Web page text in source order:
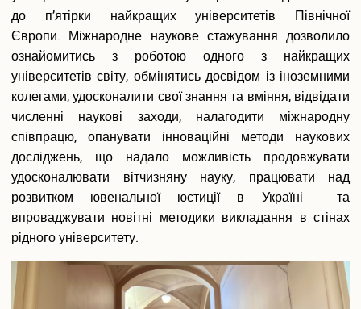
до п’ятірки найкращих університетів Північної
Європи. Міжнародне наукове стажування дозволило
ознайомитись з роботою одного з найкращих
університетів світу, обмінятись досвідом із іноземними
колегами, удосконалити свої знання та вміння, відвідати
численні наукові заходи, налагодити міжнародну
співпрацю, опанувати інноваційні методи наукових
досліджень, що надало можливість продовжувати
удосконалювати вітчизняну науку, працювати над
розвитком ювенальної юстиції в Україні та
впроваджувати новітні методики викладання в стінах
рідного університету.